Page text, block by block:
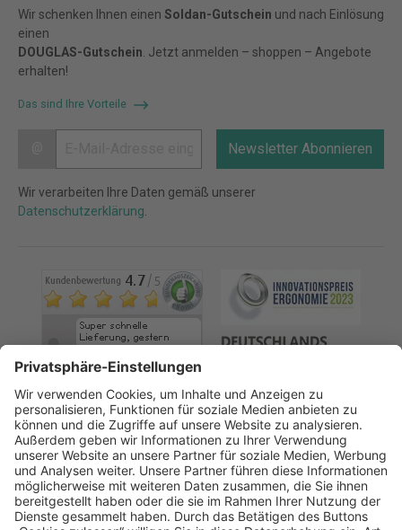
Wir schenken Ihnen einen Soldan-Gutschein und nach Einlösung
einen
DOUGLAS-Gutschein . Jetzt anmelden – shoppen – Angebote
erhalten!
Das sind Ihre Vorteile
Newsletter Abonnieren
Wir verarbeiten Ihre Daten gemäß unserer
Datenschutzerklärung